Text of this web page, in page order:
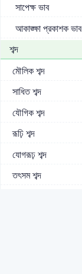
সাপেক্ষ ভাব
আকাঙ্ক্ষা প্রকাশক ভাব
শব্দ
মৌলিক শব্দ
সাধিত শব্দ
যৌগিক শব্দ
রূঢ়ি শব্দ
যোগরূঢ় শব্দ
তৎসম শব্দ